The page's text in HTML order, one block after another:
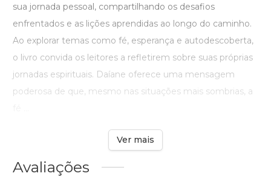
sua jornada pessoal, compartilhando os desafios
enfrentados e as lições aprendidas ao longo do caminho.
Ao explorar temas como fé, esperança e autodescoberta,
o livro convida os leitores a refletirem sobre suas próprias
jornadas espirituais. Daíane oferece uma mensagem
poderosa de que, mesmo nas situações mais sombrias, a
Ver mais
Avaliações